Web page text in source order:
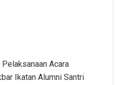
Acara
Ikatan Alumni Santri